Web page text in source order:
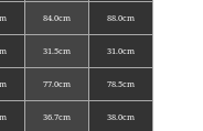
84.0cm 88.0cm
31.5cm 31.0cm
77.0cm 78.5cm
36.7cm 38.0cm